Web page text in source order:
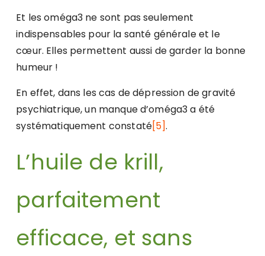
Et les oméga3 ne sont pas seulement
indispensables pour la santé générale et le
cœur. Elles permettent aussi de garder la bonne
humeur !
En effet, dans les cas de dépression de gravité
psychiatrique, un manque d’oméga3 a été
systématiquement constaté[5].
L’huile de krill,
parfaitement
efficace, et sans